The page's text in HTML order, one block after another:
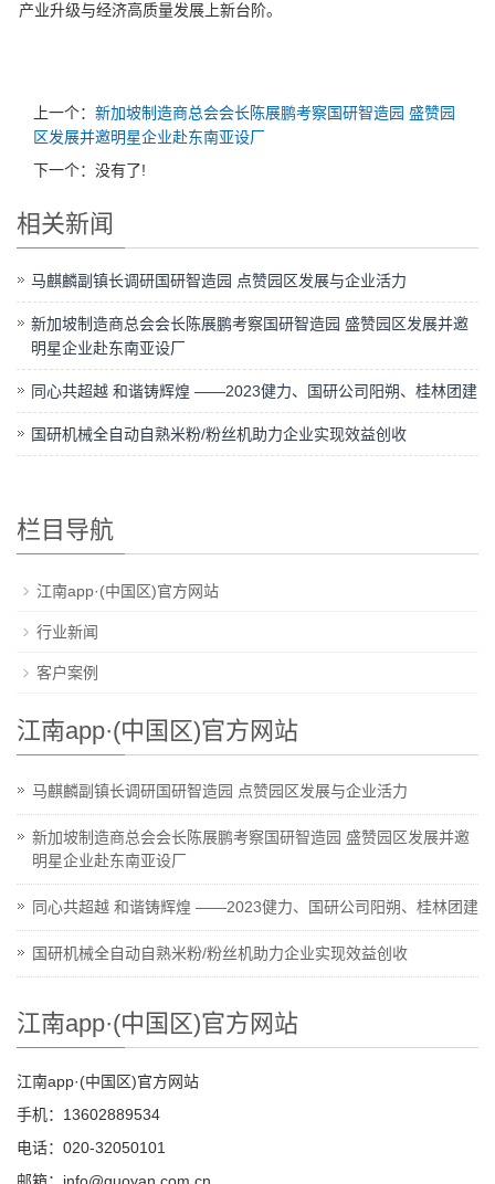
产业升级与经济高质量发展上新台阶。
上一个： 新加坡制造商总会会长陈展鹏考察国研智造园 盛赞园
区发展并邀明星企业赴东南亚设厂
下一个：没有了!
相关新闻
马麒麟副镇长调研国研智造园 点赞园区发展与企业活力
新加坡制造商总会会长陈展鹏考察国研智造园 盛赞园区发展并邀
明星企业赴东南亚设厂
同心共超越 和谐铸辉煌 ——2023健力、国研公司阳朔、桂林团建
国研机械全自动自熟米粉/粉丝机助力企业实现效益创收
栏目导航
江南app·(中国区)官方网站
行业新闻
客户案例
江南app·(中国区)官方网站
马麒麟副镇长调研国研智造园 点赞园区发展与企业活力
新加坡制造商总会会长陈展鹏考察国研智造园 盛赞园区发展并邀
明星企业赴东南亚设厂
同心共超越 和谐铸辉煌 ——2023健力、国研公司阳朔、桂林团建
国研机械全自动自熟米粉/粉丝机助力企业实现效益创收
江南app·(中国区)官方网站
江南app·(中国区)官方网站
手机：13602889534
电话：020-32050101